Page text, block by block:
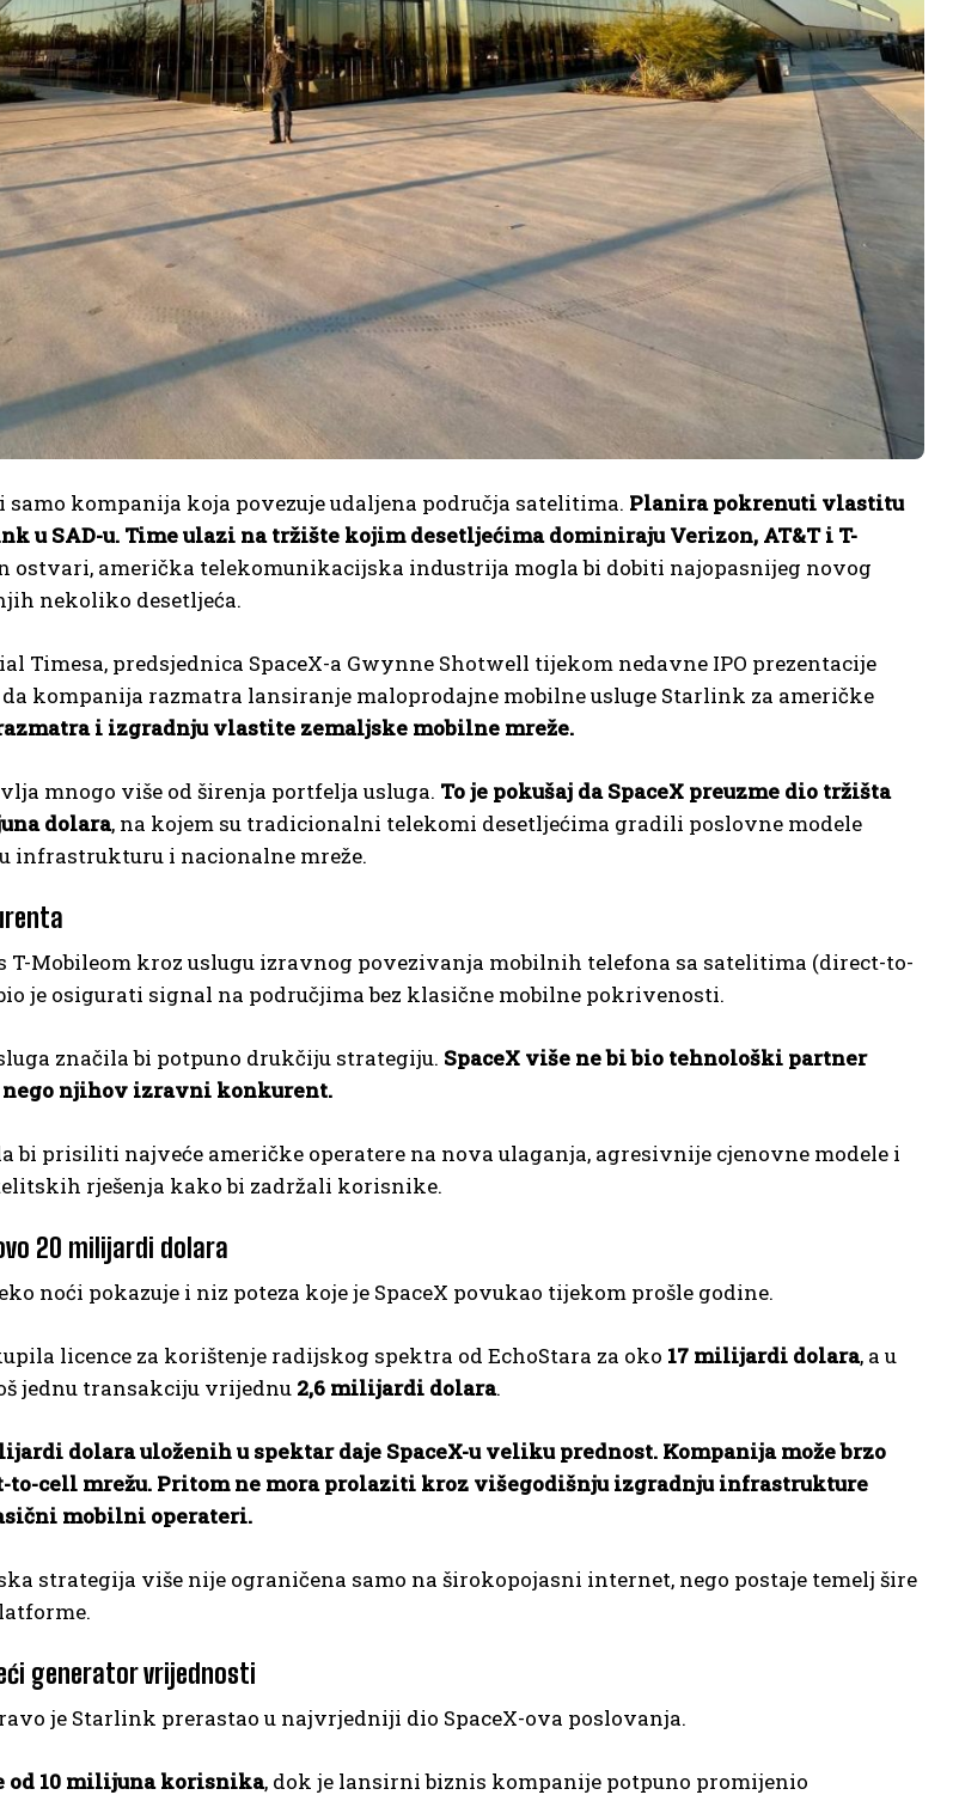
samo kompanija koja povezuje udaljena područja satelitima. Planira pokrenuti vlastitu
u SAD-u. Time ulazi na tržište kojim desetljećima dominiraju Verizon, AT&T i T-
ostvari, američka telekomunikacijska industrija mogla bi dobiti najopasnijeg novog
nekoliko desetljeća.
Timesa, predsjednica SpaceX-a Gwynne Shotwell tijekom nedavne IPO prezentacije
kompanija razmatra lansiranje maloprodajne mobilne usluge Starlink za američke
i izgradnju vlastite zemaljske mobilne mreže.
mnogo više od širenja portfelja usluga. To je pokušaj da SpaceX preuzme dio tržišta
dolara, na kojem su tradicionalni telekomi desetljećima gradili poslovne modele
infrastrukturu i nacionalne mreže.
T-Mobileom kroz uslugu izravnog povezivanja mobilnih telefona sa satelitima (direct-to-
je osigurati signal na područjima bez klasične mobilne pokrivenosti.
značila bi potpuno drukčiju strategiju. SpaceX više ne bi bio tehnološki partner
njihov izravni konkurent.
bi prisiliti najveće američke operatere na nova ulaganja, agresivnije cjenovne modele i
rješenja kako bi zadržali korisnike.
20 milijardi dolara
noći pokazuje i niz poteza koje je SpaceX povukao tijekom prošle godine.
licence za korištenje radijskog spektra od EchoStara za oko 17 milijardi dolara, a u
jednu transakciju vrijednu 2,6 milijardi dolara.
dolara uloženih u spektar daje SpaceX-u veliku prednost. Kompanija može brzo
cell mrežu. Pritom ne mora prolaziti kroz višegodišnju izgradnju infrastrukture
mobilni operateri.
strategija više nije ograničena samo na širokopojasni internet, nego postaje temelj šire
generator vrijednosti
je Starlink prerastao u najvrjedniji dio SpaceX-ova poslovanja.
od 10 milijuna korisnika, dok je lansirni biznis kompanije potpuno promijenio